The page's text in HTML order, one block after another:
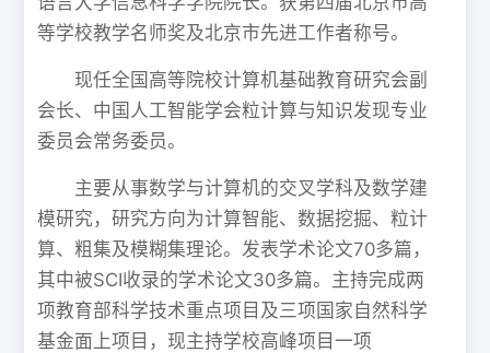
等学校教学名师奖及北京市先进工作者称号。
现任全国高等院校计算机基础教育研究会副
会长、中国人工智能学会粒计算与知识发现专业
委员会常务委员。
主要从事数学与计算机的交叉学科及数学建
模研究，研究方向为计算智能、数据挖掘、粒计
算、粗集及模糊集理论。发表学术论文70多篇，
其中被SCI收录的学术论文30多篇。主持完成两
项教育部科学技术重点项目及三项国家自然科学
基金面上项目，现主持学校高峰项目一项